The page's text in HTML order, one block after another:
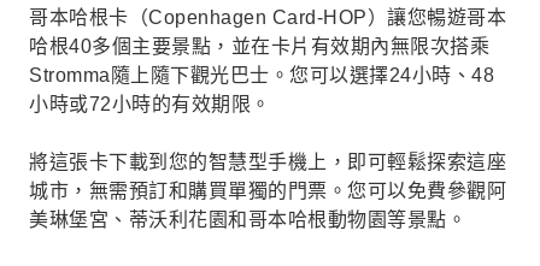
哥本哈根卡（Copenhagen Card-HOP）讓您暢遊哥本
哈根40多個主要景點，並在卡片有效期內無限次搭乘
Stromma隨上隨下觀光巴士。您可以選擇24小時、48
小時或72小時的有效期限。
將這張卡下載到您的智慧型手機上，即可輕鬆探索這座
城市，無需預訂和購買單獨的門票。您可以免費參觀阿
美琳堡宮、蒂沃利花園和哥本哈根動物園等景點。